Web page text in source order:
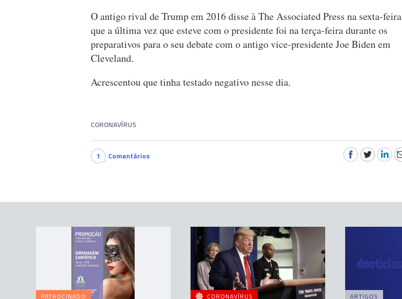
O antigo rival de Trump em 2016 disse à The Associated Press na sexta-feira
que a última vez que esteve com o presidente foi na terça-feira durante os
preparativos para o seu debate com o antigo vice-presidente Joe Biden em
Cleveland.
Acrescentou que tinha testado negativo nesse dia.
CORONAVÍRUS
1 Comentários
PATROCINADO CORONAVÍRUS ARTIGOS